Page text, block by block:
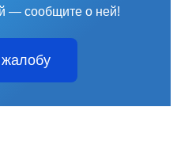
— сообщите о ней!